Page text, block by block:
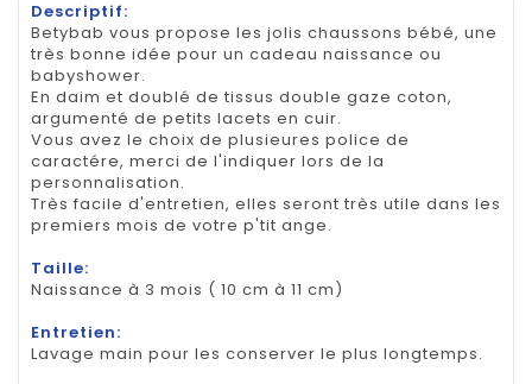
Descriptif:
Betybab vous propose les jolis chaussons bébé, une
très bonne idée pour un cadeau naissance ou
babyshower.
En daim et doublé de tissus double gaze coton,
argumenté de petits lacets en cuir.
Vous avez le choix de plusieures police de
caractére, merci de l'indiquer lors de la
personnalisation.
Très facile d'entretien, elles seront très utile dans les
premiers mois de votre p'tit ange.
Taille:
Naissance à 3 mois ( 10 cm à 11 cm)
Entretien:
Lavage main pour les conserver le plus longtemps.